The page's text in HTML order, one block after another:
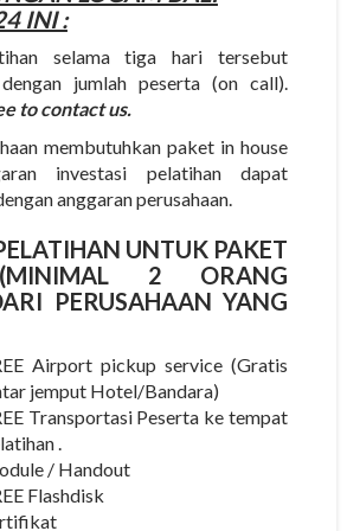
INI :
selama tiga hari tersebut
dengan jumlah peserta (on call).
to contact us.
membutuhkan paket in house
investasi pelatihan dapat
anggaran perusahaan.
UNTUK PAKET
2 ORANG
PERUSAHAAN YANG
Airport pickup service (Gratis
jemput Hotel/Bandara)
Transportasi Peserta ke tempat
.
/ Handout
Flashdisk